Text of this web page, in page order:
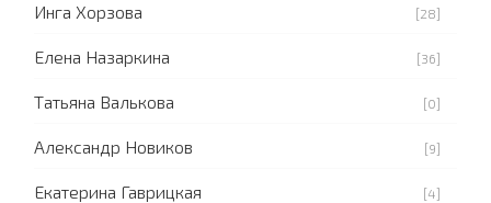
Инга Хорзова [28]
Елена Назаркина [36]
Татьяна Валькова [0]
Александр Новиков [9]
Екатерина Гаврицкая [4]